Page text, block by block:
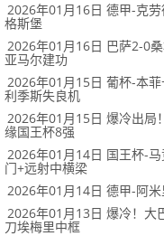
2026年01月16日 德甲-克
格斯堡
2026年01月16日 巴萨2-0
亚马尔建功
2026年01月15日 葡杯-本
利季斯失良机
2026年01月15日 爆冷出局
缘国王杯8强
2026年01月14日 国王杯-
门+远射中横梁
2026年01月14日 德甲-阿
2026年01月13日 爆冷！大
刀埃梅里中框